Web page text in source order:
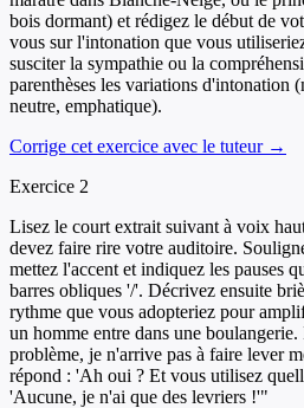
bois dormant) et rédigez le début de
vous sur l'intonation que vous
susciter la sympathie ou la
parenthèses les variations d'intonation
neutre, emphatique).
Corrige cet exercice avec le tuteur →
Exercice 2
Lisez le court extrait suivant à voix
devez faire rire votre auditoire.
mettez l'accent et indiquez les pauses
barres obliques '/'. Décrivez ensuite
rythme que vous adopteriez pour
un homme entre dans une
problème, je n'arrive pas à faire lever
répond : 'Ah oui ? Et vous utilisez
'Aucune, je n'ai que des levriers !'"